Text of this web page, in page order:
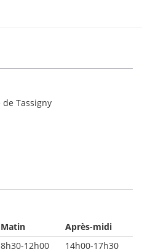
Tassigny
Matin
Après-midi
8h30-12h00
14h00-17h30